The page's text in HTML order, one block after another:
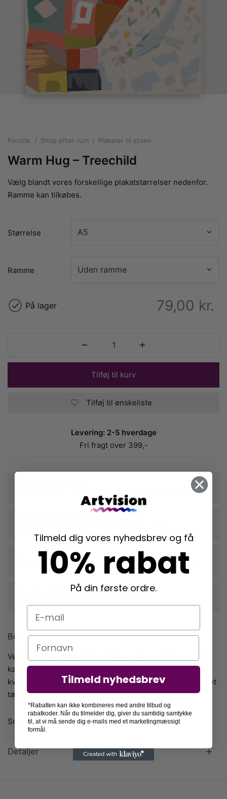
Forside / Shop efter rum / Plakater til stuen
Warm Hug – Treechild
Vælg blandt vores forskellige plakatstørrelser nedenfor.
Ramme kan tilkøbes.
Størrelse
Ramme
79,00 kr.
På lager
Tilføj til kurv
Tilføj til ønskeliste
Levering: 2-5 hverdage
Fri fragt over 399,-
stiftet i Vallensbæk med lokal produktion i Taastrup
Nem indramning
vi rammer din plakat ind, når du tilkøber en ramme
Langtidsholdbare rammer i egetræ
Beskrivelse
Veninde plakat af Treechild. Når man kigger på plakaten
kan man virkelige mærke det særlige bånd mellem de to
kvinder. Vi forstår, at de enten må være søstre eller meget
tætte veninder.
Smuk gaveidé til Galentine’s Day.
Detaljer
plakater
i pastelfarver
plakater
plakater
til sommerhuset
plakater
med kvinder
Tilmeld dig vores nyhedsbrev og få
10% rabat
På din første ordre.
E-mail
Navn
Tilmeld nyhedsbrev
*Rabatten kan ikke kombineres med andre tilbud og
rabatkoder. Når du tilmelder dig, giver du samtidig samtykke
til, at vi må sende dig e-mails med et marketingmæssigt
formål.